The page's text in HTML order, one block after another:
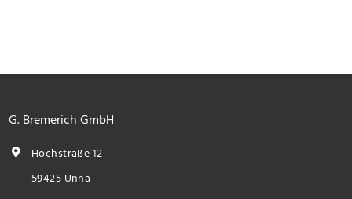
G. Bremerich GmbH
Hochstraße 12
59425 Unna